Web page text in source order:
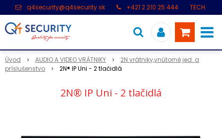
q4security@q4security.sk +421 2 210 25 444
TECH.
Úvod AUDIO A VIDEO VRÁTNIKY
2N vrátniky,vnútorné jed. a
príslušenstvo
2N® IP Uni - 2 tlačidlá
2N® IP Uni - 2 tlačidlá